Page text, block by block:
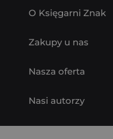
O Księgarni Znak
Zakupy u nas
Nasza oferta
Nasi autorzy